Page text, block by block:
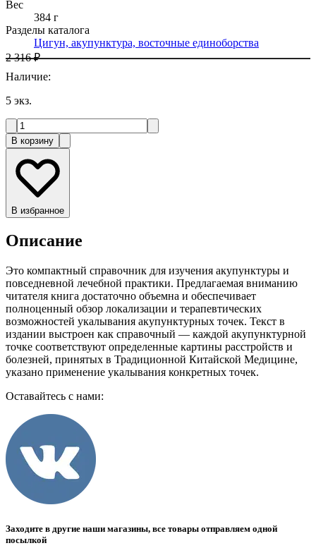
Вес
384 г
Разделы каталога
Цигун, акупунктура, восточные единоборства
2 316 ₽
Наличие:
5 экз.
В корзину
В избранное
Описание
Это компактный справочник для изучения акупунктуры и
повседневной лечебной практики. Предлагаемая вниманию
читателя книга достаточно объемна и обеспечивает
полноценный обзор локализации и терапевтических
возможностей укалывания акупунктурных точек. Текст в
издании выстроен как справочный — каждой акупунктурной
точке соответствуют определенные картины расстройств и
болезней, принятых в Традиционной Китайской Медицине,
указано применение укалывания конкретных точек.
Оставайтесь с нами:
Заходите в другие наши магазины, все товары отправляем одной
посылкой